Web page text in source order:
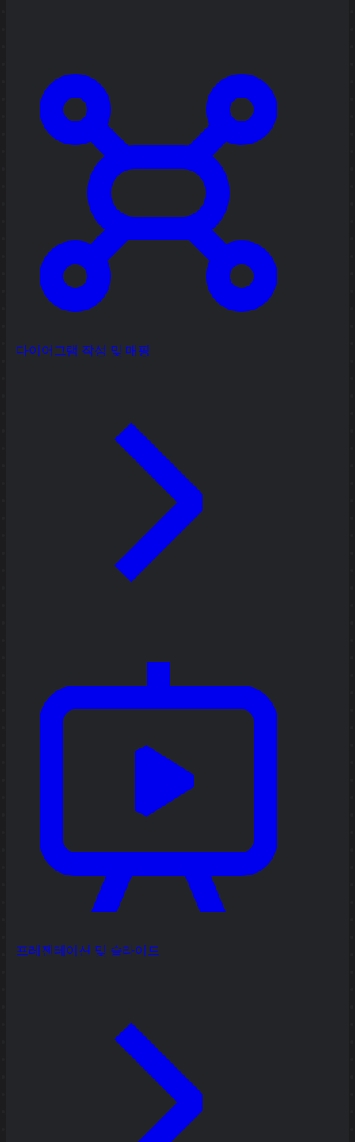
다이어그램 작성 및 매핑
프레젠테이션 및 슬라이드